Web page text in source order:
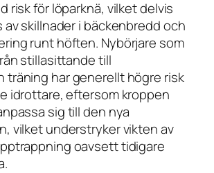
risk för löparknä, vilket delvis
av skillnader i bäckenbredd och
runt höften. Nybörjare som
stillasittande till
träning har generellt högre risk
idrottare, eftersom kroppen
sig till den nya
vilket understryker vikten av
oavsett tidigare